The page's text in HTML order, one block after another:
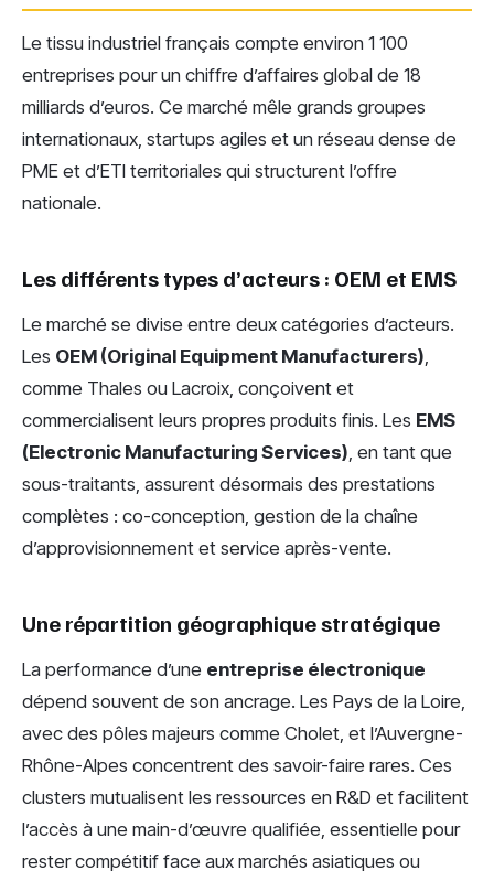
Le tissu industriel français compte environ 1 100
entreprises pour un chiffre d’affaires global de 18
milliards d’euros. Ce marché mêle grands groupes
internationaux, startups agiles et un réseau dense de
PME et d’ETI territoriales qui structurent l’offre
nationale.
Les différents types d’acteurs : OEM et EMS
Le marché se divise entre deux catégories d’acteurs.
Les OEM (Original Equipment Manufacturers),
comme Thales ou Lacroix, conçoivent et
commercialisent leurs propres produits finis. Les EMS
(Electronic Manufacturing Services), en tant que
sous-traitants, assurent désormais des prestations
complètes : co-conception, gestion de la chaîne
d’approvisionnement et service après-vente.
Une répartition géographique stratégique
La performance d’une entreprise électronique
dépend souvent de son ancrage. Les Pays de la Loire,
avec des pôles majeurs comme Cholet, et l’Auvergne-
Rhône-Alpes concentrent des savoir-faire rares. Ces
clusters mutualisent les ressources en R&D et facilitent
l’accès à une main-d’œuvre qualifiée, essentielle pour
rester compétitif face aux marchés asiatiques ou